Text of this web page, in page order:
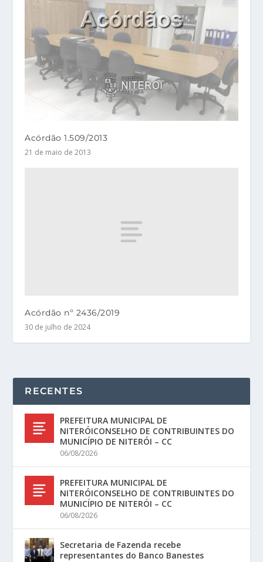
Acórdão 1.509/2013
21 de maio de 2013
Acórdão nº 2436/2019
30 de julho de 2024
RECENTES
PREFEITURA MUNICIPAL DE
NITERÓICONSELHO DE CONTRIBUINTES DO
MUNICÍPIO DE NITERÓI – CC
06/08/2026
PREFEITURA MUNICIPAL DE
NITERÓICONSELHO DE CONTRIBUINTES DO
MUNICÍPIO DE NITERÓI – CC
06/08/2026
Secretaria de Fazenda recebe
representantes do Banco Banestes